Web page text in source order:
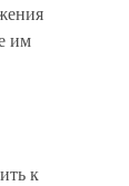
им
к